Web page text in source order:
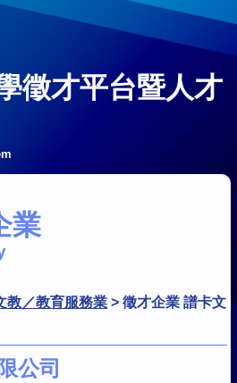
徵才平台暨人才
業
教／教育服務業 >徵才企業 譜卡文
公司